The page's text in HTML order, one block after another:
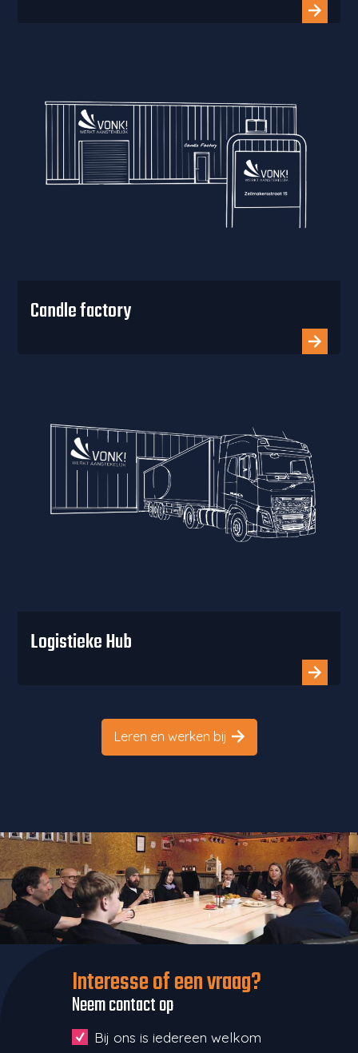
Candle factory
Logistieke Hub
Leren en werken bij
Interesse of een vraag?
Neem contact op
Bij ons is iedereen welkom